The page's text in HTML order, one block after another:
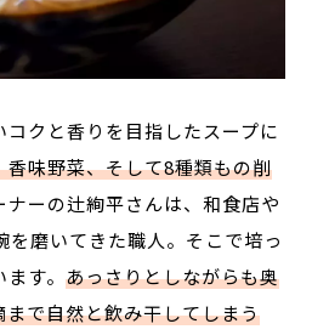
クと香りを目指したスープに
香味野菜、そして8種類もの削
ナーの辻絢平さんは、和食店や
を磨いてきた職人。そこで培っ
ます。あっさりとしながらも奥
で自然と飲み干してしまう